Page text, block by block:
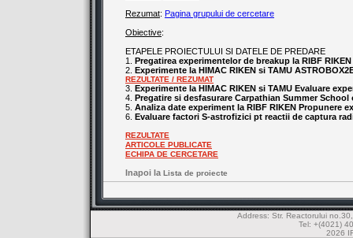
Rezumat: Pagina grupului de cercetare
Obiective:
ETAPELE PROIECTULUI SI DATELE DE PREDARE
1. Pregatirea experimentelor de breakup la RIBF RIKEN
2. Experimente la HIMAC RIKEN si TAMU
REZULTATE / REZUMAT
3. Experimente la HIMAC RIKEN si TAMU Evaluare
4. Pregatire si desfasurare Carpathian Summer School
5. Analiza date experiment la RIBF RIKEN Propunere
6. Evaluare factori S-astrofizici pt reactii de captura
REZULTATE
ARTICOLE PUBLICATE
ECHIPA DE CERCETARE
Inapoi la Lista de proiecte
Address: Str. Reactorului
Tel: +(4021)
2026